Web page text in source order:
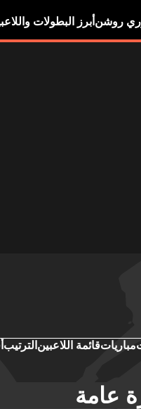
روشن أبرز البطولات
مبارياتقائمة اللاعبين الترتيب
عامة